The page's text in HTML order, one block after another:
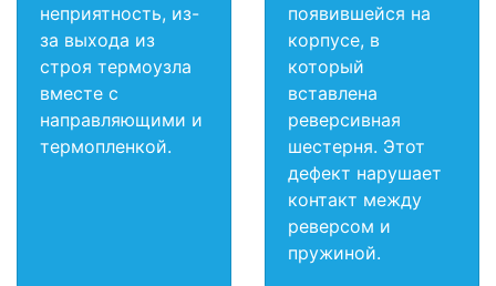
неприятность, из-
за выхода из
строя термоузла
вместе с
направляющими и
термопленкой.
появившейся на
корпусе, в
который
вставлена
реверсивная
шестерня. Этот
дефект нарушает
контакт между
реверсом и
пружиной.